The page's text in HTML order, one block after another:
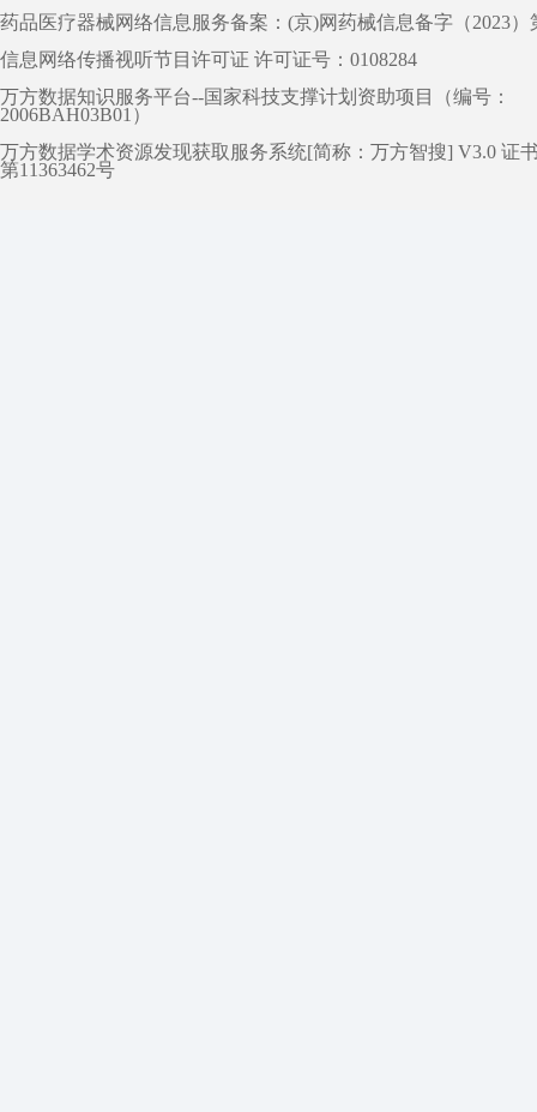
药品医疗器械网络信息服务备案：(京)网药械信息备字（2023）
信息网络传播视听节目许可证 许可证号：0108284
万方数据知识服务平台--国家科技支撑计划资助项目（编号：
2006BAH03B01）
万方数据学术资源发现获取服务系统[简称：万方智搜] V3.0 证
第11363462号